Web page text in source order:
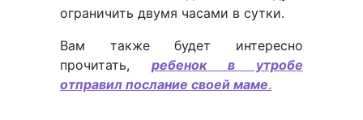
ограничить двумя часами в сутки.
Вам также будет интересно
прочитать, ребенок в утробе
отправил послание своей маме.